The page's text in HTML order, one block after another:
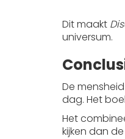
Dit maakt
universum.
De
dag. Het
Het
kijken dan